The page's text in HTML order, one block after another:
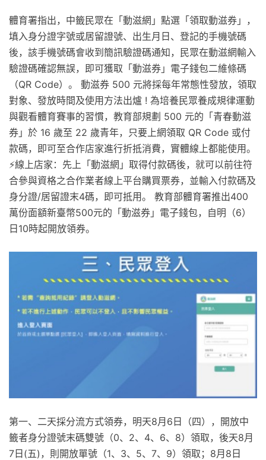
體育署指出，中籤民眾在「動滋網」點選「領取動滋券」，
填入身分證字號或居留證號、出生月日、登記的手機號碼
後，該手機號碼會收到簡訊驗證碼通知，民眾在動滋網輸入
驗證碼確認無誤，即可獲取「動滋券」電子錢包二維條碼
（QR Code）。 動滋券 500 元將採每年常態性發放，領取
對象、發放時間及使用方法出爐 ! 為培養民眾養成規律運動
與觀看體育賽事的習慣，教育部規劃 500 元的「青春動滋
券」於 16 歲至 22 歲青年，只要上網領取 QR Code 或付
款碼，即可至合作店家進行折抵消費，實體線上都能使用。
⚡️線上店家：先上「動滋網」取得付款碼後，就可以前往符
合參與資格之合作業者線上平台購買票券，並輸入付款碼及
身分證/居留證末4碼，即可抵用。 教育部體育署推出400
萬份面額新臺幣500元的「動滋券」電子錢包，自明（6）
日10時起開放領券。
第一、二天採分流方式領券，明天8月6日（四），開放中
籤者身分證號末碼雙號（0、2、4、6、8）領取，後天8月
7日(五)，則開放單號（1、3、5、7、9）領取；8月8日